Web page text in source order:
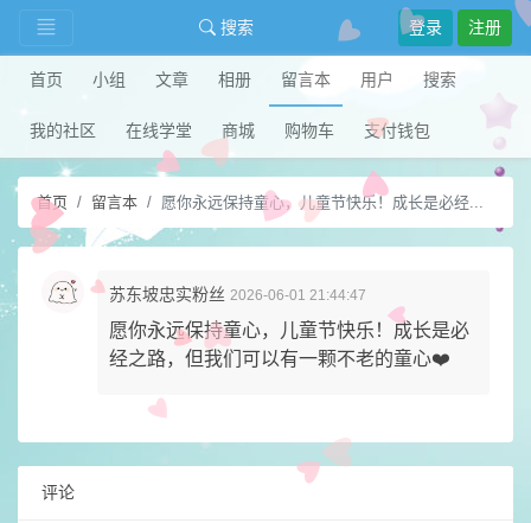
搜索 登录 注册
首页 小组 文章 相册 留言本 用户 搜索
我的社区 在线学堂 商城 购物车 支付钱包
首页 留言本 愿你永远保持童心，儿童节快乐！成长是必经...
苏东坡忠实粉丝 2026-06-01 21:44:47
愿你永远保持童心，儿童节快乐！成长是必
经之路，但我们可以有一颗不老的童心❤️
评论